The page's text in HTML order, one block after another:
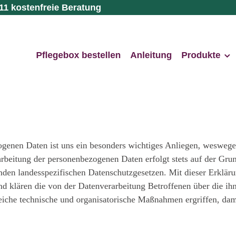
kostenfreie Beratung
Pflegebox bestellen Anleitung Produkte
Daten ist uns ein besonders wichtiges Anliegen,
der personenbezogenen Daten erfolgt stets auf der
landesspezifischen Datenschutzgesetzen. Mit dieser
die von der Datenverarbeitung Betroffenen über die
technische und organisatorische Maßnahmen ergriffen,